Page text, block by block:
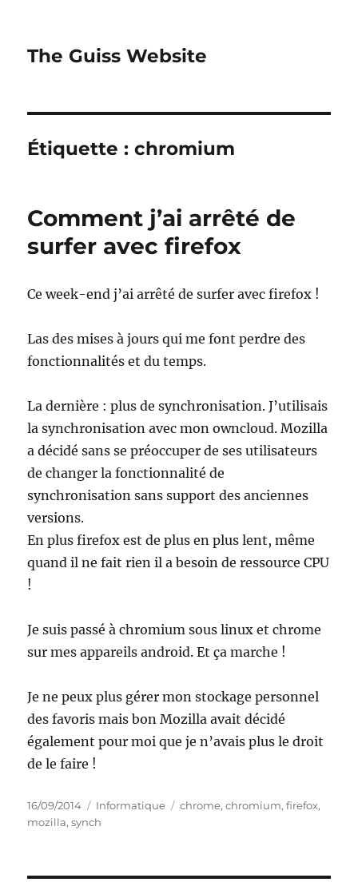
The Guiss Website
Étiquette :chromium
Comment j’ai arrêté de
surfer avec firefox
Ce week-end j’ai arrêté de surfer avec firefox !
Las des mises à jours qui me font perdre des
fonctionnalités et du temps.
La dernière : plus de synchronisation. J’utilisais
la synchronisation avec mon owncloud. Mozilla
a décidé sans se préoccuper de ses utilisateurs
de changer la fonctionnalité de
synchronisation sans support des anciennes
versions.
En plus firefox est de plus en plus lent, même
quand il ne fait rien il a besoin de ressource CPU
!
Je suis passé à chromium sous linux et chrome
sur mes appareils android. Et ça marche !
Je ne peux plus gérer mon stockage personnel
des favoris mais bon Mozilla avait décidé
également pour moi que je n’avais plus le droit
de le faire !
Publié
le
16/09/2014 Catégories
Informatique Étiquettes
chrome,chromium,firefox,
mozilla,synch